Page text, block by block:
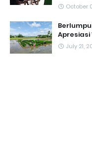
October
July 21,